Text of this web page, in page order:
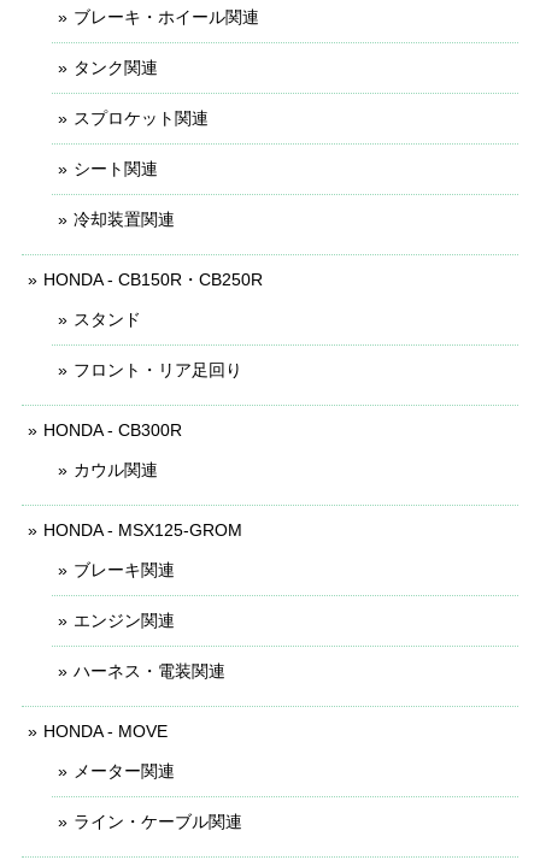
ブレーキ・ホイール関連
タンク関連
スプロケット関連
シート関連
冷却装置関連
HONDA - CB150R・CB250R
スタンド
フロント・リア足回り
HONDA - CB300R
カウル関連
HONDA - MSX125-GROM
ブレーキ関連
エンジン関連
ハーネス・電装関連
HONDA - MOVE
メーター関連
ライン・ケーブル関連